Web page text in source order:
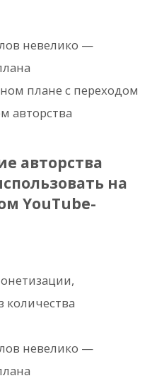
невелико —
плане с переходом
авторства
авторства
на
YouTube-
количества
невелико —